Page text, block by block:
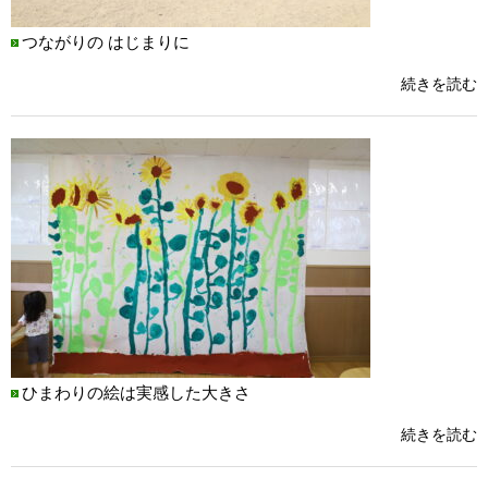
つながりの はじまりに
続きを読む
ひまわりの絵は実感した大きさ
続きを読む